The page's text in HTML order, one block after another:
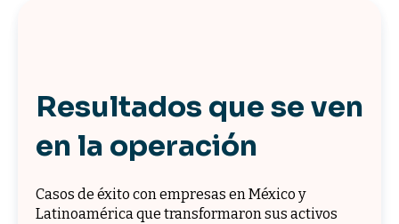
Resultados que se ven
en la operación
Casos de éxito con empresas en México y
Latinoamérica que transformaron sus activos